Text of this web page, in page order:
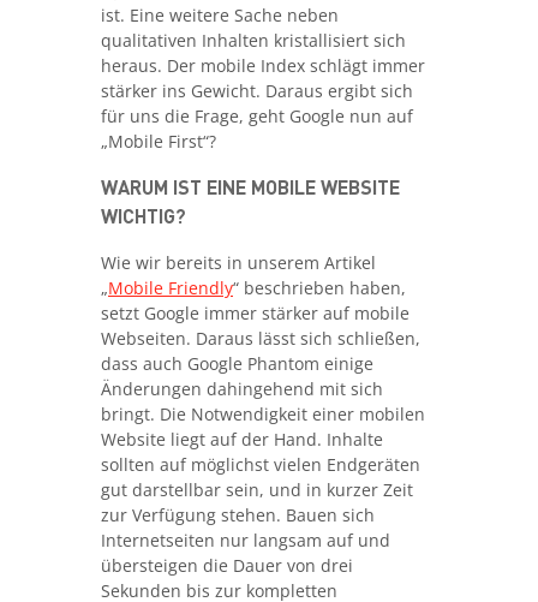
ist. Eine weitere Sache neben
qualitativen Inhalten kristallisiert sich
heraus. Der mobile Index schlägt immer
stärker ins Gewicht. Daraus ergibt sich
für uns die Frage, geht Google nun auf
„Mobile First“?
WARUM IST EINE MOBILE WEBSITE
WICHTIG?
Wie wir bereits in unserem Artikel
„Mobile Friendly“ beschrieben haben,
setzt Google immer stärker auf mobile
Webseiten. Daraus lässt sich schließen,
dass auch Google Phantom einige
Änderungen dahingehend mit sich
bringt. Die Notwendigkeit einer mobilen
Website liegt auf der Hand. Inhalte
sollten auf möglichst vielen Endgeräten
gut darstellbar sein, und in kurzer Zeit
zur Verfügung stehen. Bauen sich
Internetseiten nur langsam auf und
übersteigen die Dauer von drei
Sekunden bis zur kompletten